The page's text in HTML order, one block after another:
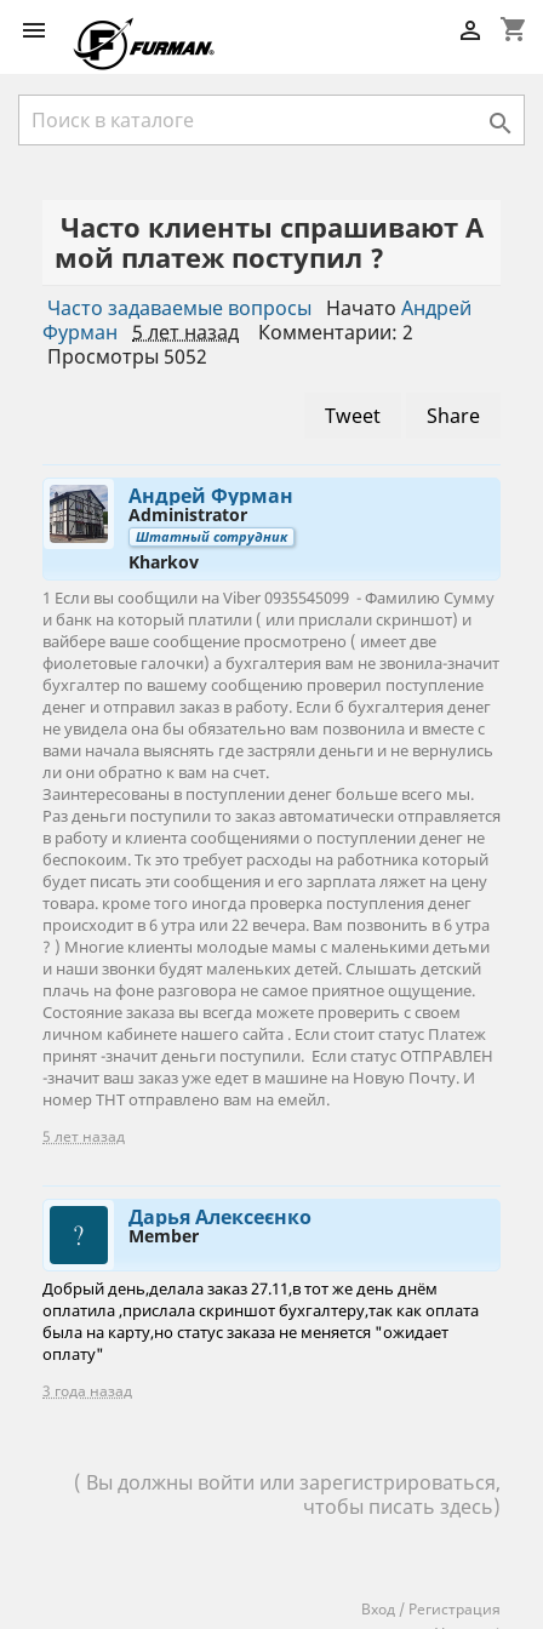
 shopping_cart


Часто клиенты спрашивают А
мой платеж поступил ?
Часто задаваемые вопросы Начато Андрей
Фурман
5 лет назад
Комментарии: 2
Просмотры 5052
Tweet Share
Андрей Фурман
Administrator
Штатный сотрудник
Kharkov
1 Если вы сообщили на Viber 0935545099 - Фамилию Сумму
и банк на который платили ( или прислали скриншот) и
вайбере ваше сообщение просмотрено ( имеет две
фиолетовые галочки) а бухгалтерия вам не звонила-значит
бухгалтер по вашему сообщению проверил поступление
денег и отправил заказ в работу. Если б бухгалтерия денег
не увидела она бы обязательно вам позвонила и вместе с
вами начала выяснять где застряли деньги и не вернулись
ли они обратно к вам на счет.
Заинтересованы в поступлении денег больше всего мы.
Раз деньги поступили то заказ автоматически отправляется
в работу и клиента сообщениями о поступлении денег не
беспокоим. Тк это требует расходы на работника который
будет писать эти сообщения и его зарплата ляжет на цену
товара. кроме того иногда проверка поступления денег
происходит в 6 утра или 22 вечера. Вам позвонить в 6 утра
? ) Многие клиенты молодые мамы с маленькими детьми
и наши звонки будят маленьких детей. Слышать детский
плачь на фоне разговора не самое приятное ощущение.
Состояние заказа вы всегда можете проверить с своем
личном кабинете нашего сайта . Если стоит статус Платеж
принят -значит деньги поступили. Если статус ОТПРАВЛЕН
-значит ваш заказ уже едет в машине на Новую Почту. И
номер ТНТ отправлено вам на емейл.
5 лет назад
Дарья Алексеєнко
Member
Добрый день,делала заказ 27.11,в тот же день днём
оплатила ,прислала скриншот бухгалтеру,так как оплата
была на карту,но статус заказа не меняется "ожидает
оплату"
3 года назад
( Вы должны войти или зарегистрироваться,
чтобы писать здесь)
Вход / Регистрация